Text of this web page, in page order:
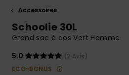
plus rapide
à votre
Démarrer
Accessoires
Schoolie 30L
Grand sac à dos Vert Homme
5.0
(2 Avis)
ECO-BONUS